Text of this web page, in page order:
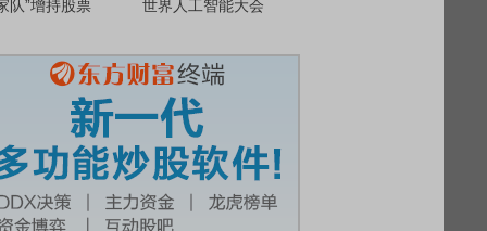
队”增持股票 世界人工智能大会